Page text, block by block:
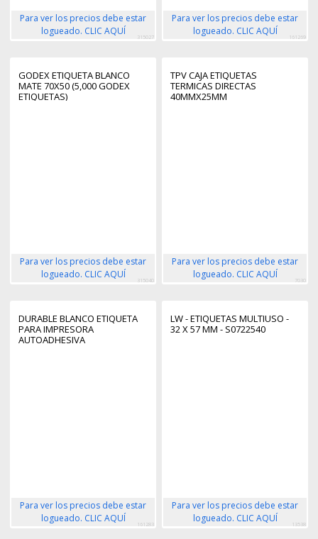
Para ver los precios debe estar
logueado. CLIC AQUÍ
315027
Para ver los precios debe estar
logueado. CLIC AQUÍ
161269
GODEX ETIQUETA BLANCO
MATE 70X50 (5,000 GODEX
ETIQUETAS)
Para ver los precios debe estar
logueado. CLIC AQUÍ
315040
TPV CAJA ETIQUETAS
TERMICAS DIRECTAS
40MMX25MM
Para ver los precios debe estar
logueado. CLIC AQUÍ
7030
DURABLE BLANCO ETIQUETA
PARA IMPRESORA
AUTOADHESIVA
Para ver los precios debe estar
logueado. CLIC AQUÍ
161283
LW - ETIQUETAS MULTIUSO -
32 X 57 MM - S0722540
Para ver los precios debe estar
logueado. CLIC AQUÍ
13538